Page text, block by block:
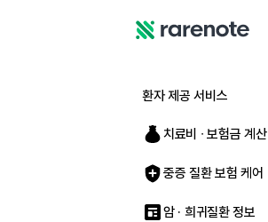
트
환자 제공 서비스
치료비 ∙ 보험금 계산
중증 질환 보험 케어
암 · 희귀질환 정보